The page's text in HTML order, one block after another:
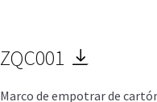
ZQC001
Marco de empotrar de